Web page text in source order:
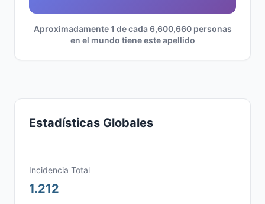
Aproximadamente 1 de cada 6,600,660 personas
en el mundo tiene este apellido
Estadísticas Globales
Incidencia Total
1.212